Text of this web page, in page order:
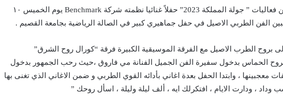
شهدت مدينة القصيم ضمن فعاليات ” جولة المملكة 2023” حفلاً غنائيا نظمته شركة Benchmark يوم الخميس ١٠
الفن الطربي الاصيل في حفل جماهيري كبير في الصالة الرياضية بجامعة القصيم .
بروح الطرب الاصيل مع الفرقة الموسيقية الكبيرة فرقة “كورال روح الشرق”
بروح الحماس بدخول سفيرة الفن الجميل الفنانة مي فاروق ،حيث رحب الجمهور بدخول
معجبينها ، وابتدا الحفل بعدة اغاني بأدائه القوي الطربي و ضمن الاغاني الذي تغنى بها
وداد ، ودارت الايام ، افتكرلك ايه ، ألف ليلة وليلة ، اسأل روحك ”